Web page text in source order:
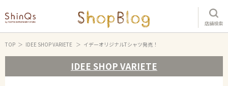
店舗検索
TOP IDEE SHOP VARIETE イデーオリジナルTシャツ発売！
IDEE SHOP VARIETE